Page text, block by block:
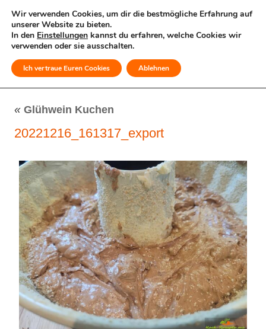
MENÜ
« Glühwein Kuchen
20221216_161317_export
Wir verwenden Cookies, um dir die bestmögliche Erfahrung auf
unserer Website zu bieten.
In den Einstellungen kannst du erfahren, welche Cookies wir
verwenden oder sie ausschalten.
Ich vertraue Euren Cookies Ablehnen